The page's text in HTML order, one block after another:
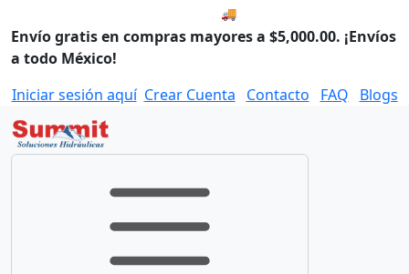
🚚 Envío el Lunes, 10 de
Envío gratis en compras mayores a $5,000.00. ¡Envíos
a todo México!
Iniciar sesión aquí Crear Cuenta Contacto FAQ Blogs